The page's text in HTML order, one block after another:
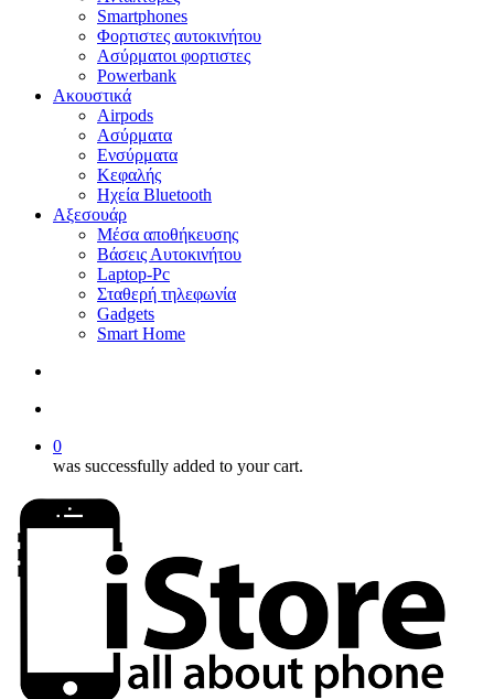
Smartphones
Φορτιστες αυτοκινήτου
Ασύρματοι φορτιστες
Powerbank
Ακουστικά
Airpods
Ασύρματα
Ενσύρματα
Κεφαλής
Ηχεία Bluetooth
Αξεσουάρ
Μέσα αποθήκευσης
Βάσεις Αυτοκινήτου
Laptop-Pc
Σταθερή τηλεφωνία
Gadgets
Smart Home
0
was successfully added to your cart.